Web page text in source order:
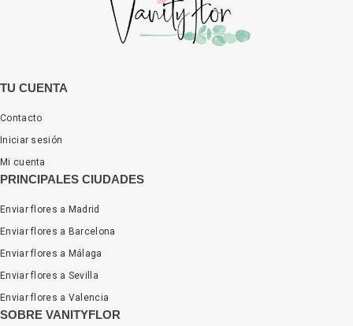
TU CUENTA
Contacto
Iniciar sesión
Mi cuenta
PRINCIPALES CIUDADES
Enviar flores a Madrid
Enviar flores a Barcelona
Enviar flores a Málaga
Enviar flores a Sevilla
Enviar flores a Valencia
SOBRE VANITYFLOR